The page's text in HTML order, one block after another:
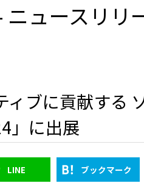
ニュースリリ
ブに貢献する
」に出展
LINE ブックマーク